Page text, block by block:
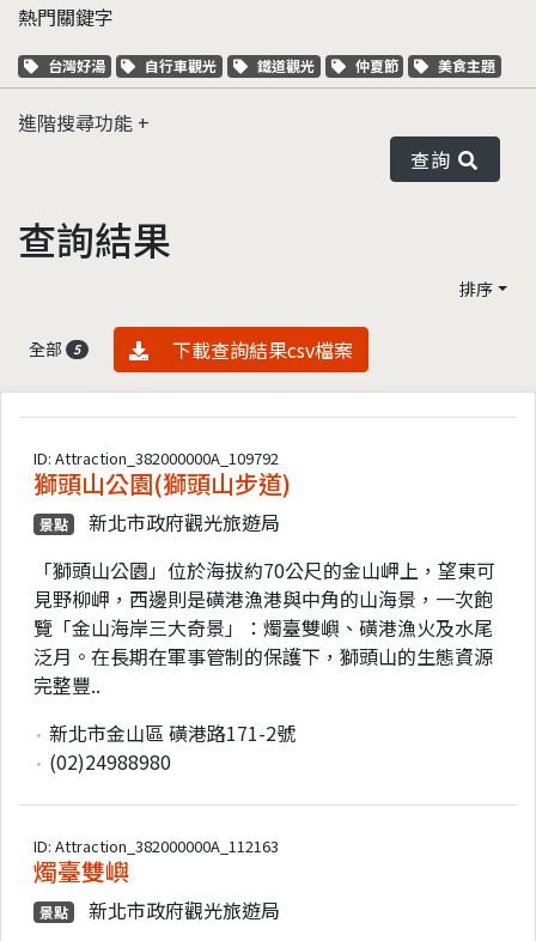
熱門關鍵字
關鍵字標籤
台灣好湯 關鍵字標籤
自行車觀光 關鍵字標籤
鐵道觀光 關鍵字標籤
仲夏節 關鍵字標籤
美食主題
進階搜尋功能
查詢
查詢結果
排序
全部 5 資料下載
下載查詢結果csv檔案
ID: Attraction_382000000A_109792
獅頭山公園(獅頭山步道)
景點
新北市政府觀光旅遊局
「獅頭山公園」位於海拔約70公尺的金山岬上，望東可
見野柳岬，西邊則是磺港漁港與中角的山海景，一次飽
覽「金山海岸三大奇景」：燭臺雙嶼、磺港漁火及水尾
泛月。在長期在軍事管制的保護下，獅頭山的生態資源
完整豐..
新北市金山區 磺港路171-2號
(02)24988980
ID: Attraction_382000000A_112163
燭臺雙嶼
景點
新北市政府觀光旅遊局